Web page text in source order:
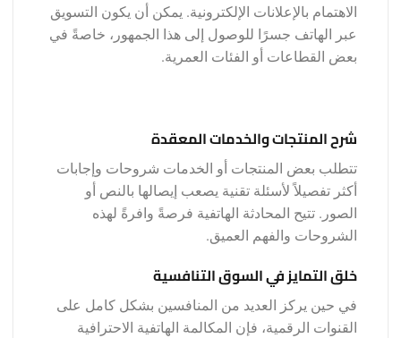
الاهتمام بالإعلانات الإلكترونية. يمكن أن يكون التسويق
عبر الهاتف جسرًا للوصول إلى هذا الجمهور، خاصةً في
بعض القطاعات أو الفئات العمرية.
شرح المنتجات والخدمات المعقدة
تتطلب بعض المنتجات أو الخدمات شروحات وإجابات
أكثر تفصيلاً لأسئلة تقنية يصعب إيصالها بالنص أو
الصور. تتيح المحادثة الهاتفية فرصةً وافرةً لهذه
الشروحات والفهم العميق.
خلق التمايز في السوق التنافسية
في حين يركز العديد من المنافسين بشكل كامل على
القنوات الرقمية، فإن المكالمة الهاتفية الاحترافية